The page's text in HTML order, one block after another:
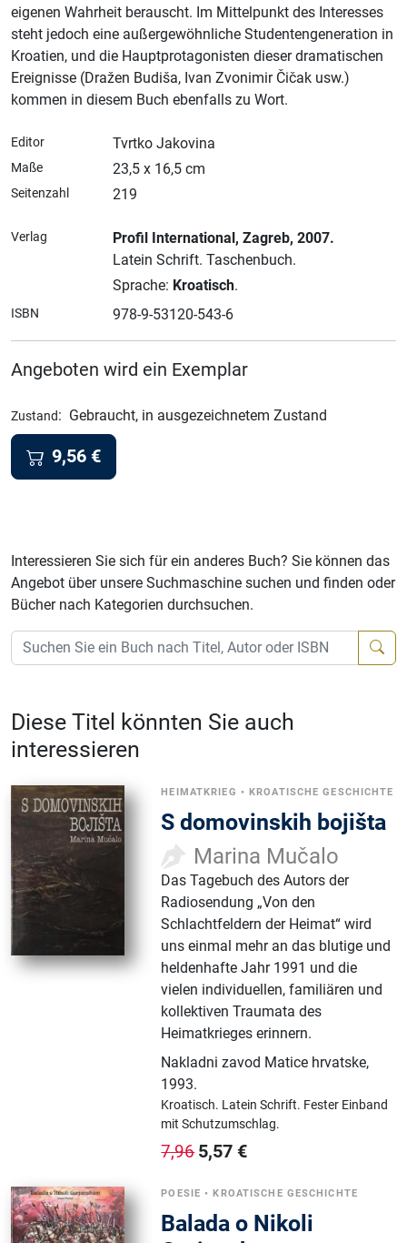
eigenen Wahrheit berauscht. Im Mittelpunkt des Interesses
steht jedoch eine außergewöhnliche Studentengeneration in
Kroatien, und die Hauptprotagonisten dieser dramatischen
Ereignisse (Dražen Budiša, Ivan Zvonimir Čičak usw.)
kommen in diesem Buch ebenfalls zu Wort.
Editor Tvrtko Jakovina
Maße 23,5 x 16,5 cm
Seitenzahl 219
Verlag Profil International, Zagreb, 2007.
Latein Schrift. Taschenbuch.
Sprache: Kroatisch.
ISBN 978-9-53120-543-6
Angeboten wird ein Exemplar
Zustand: Gebraucht, in ausgezeichnetem Zustand
9,56 €
Interessieren Sie sich für ein anderes Buch? Sie können das
Angebot über unsere Suchmaschine suchen und finden oder
Bücher nach Kategorien durchsuchen.
Diese Titel könnten Sie auch
interessieren
HEIMATKRIEG •KROATISCHE GESCHICHTE
S domovinskih bojišta
Marina Mučalo
Das Tagebuch des Autors der
Radiosendung „Von den
Schlachtfeldern der Heimat“ wird
uns einmal mehr an das blutige und
heldenhafte Jahr 1991 und die
vielen individuellen, familiären und
kollektiven Traumata des
Heimatkrieges erinnern.
Nakladni zavod Matice hrvatske,
1993.
Kroatisch. Latein Schrift. Fester Einband
mit Schutzumschlag.
7,96 5,57 €
POESIE •KROATISCHE GESCHICHTE
Balada o Nikoli